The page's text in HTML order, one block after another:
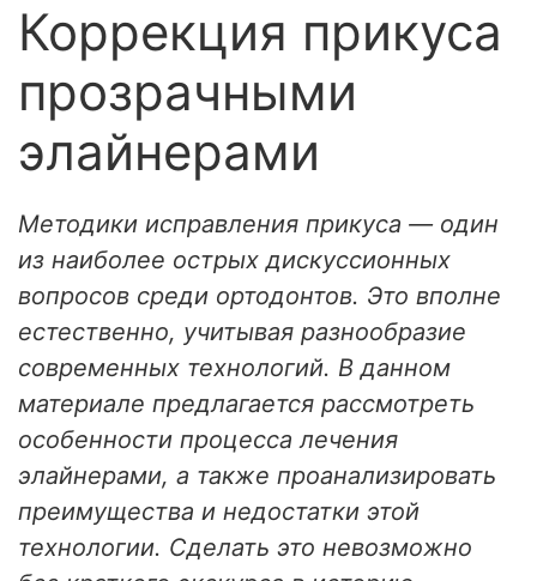
Коррекция прикуса
прозрачными
элайнерами
Методики исправления прикуса — один
из наиболее острых дискуссионных
вопросов среди ортодонтов. Это вполне
естественно, учитывая разнообразие
современных технологий. В данном
материале предлагается рассмотреть
особенности процесса лечения
элайнерами, а также проанализировать
преимущества и недостатки этой
технологии. Сделать это невозможно